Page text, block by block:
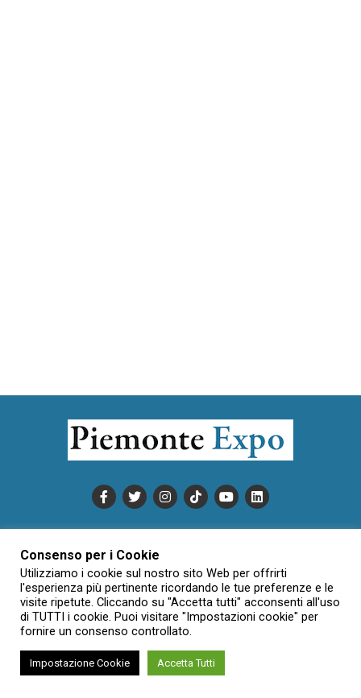
INFORMATIVA SULLA PRIVACY
CONDIZIONI DI UTILIZZO
DATI SOCIETARI
NOVAJO
CREDITS
CONTATTTI
Creative Commons Attribuzione - Non commerciale - Non opere
derivate 3.0 Italia (CC BY-NC-ND 3.0 IT)
Consenso per i Cookie
Utilizziamo i cookie sul nostro sito Web per offrirti
l'esperienza più pertinente ricordando le tue preferenze e le
visite ripetute. Cliccando su "Accetta tutti" acconsenti all'uso
di TUTTI i cookie. Puoi visitare "Impostazioni cookie" per
fornire un consenso controllato.
Impostazione Cookie Accetta Tutti